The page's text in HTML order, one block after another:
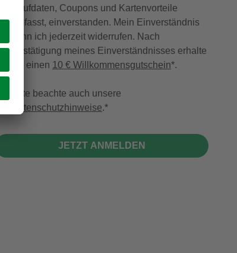
Kaufdaten, Coupons und Kartenvorteile
umfasst, einverstanden. Mein Einverständnis
kann ich jederzeit widerrufen. Nach
Bestätigung meines Einverständnisses erhalte
ich einen 10 € Willkommensgutschein*.
Bitte beachte auch unsere
Datenschutzhinweise.
JETZT ANMELDEN